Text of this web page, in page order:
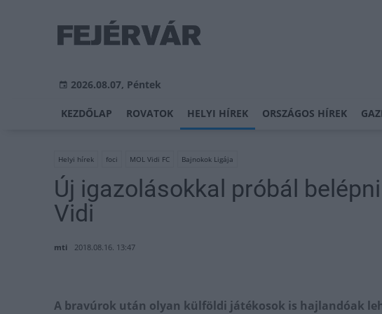
2026.08.07, Péntek
KEZDŐLAP ROVATOK HELYI HÍREK ORSZÁGOS HÍREK
Helyi hírek foci MOL Vidi FC Bajnokok Ligája
Új igazolásokkal próbál
Vidi
mti 2018.08.16. 13:47
A bravúrok után olyan külföldi játékosok is hajlandóak